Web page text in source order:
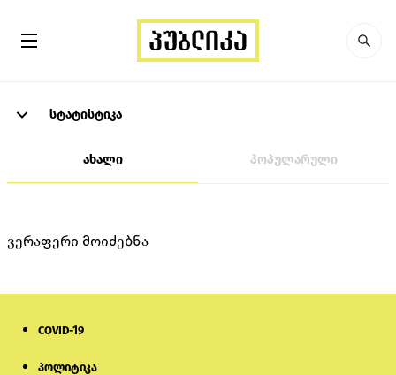
სტატისტიკა
ახალი პოპულარული
ვერაფერი მოიძებნა
COVID-19
პოლიტიკა